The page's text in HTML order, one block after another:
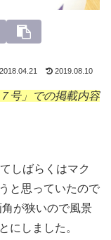
2018.04.21 2019.08.10
号」での掲載内容
しばらくはマク
と思っていたので
が狭いので風景
にしました。